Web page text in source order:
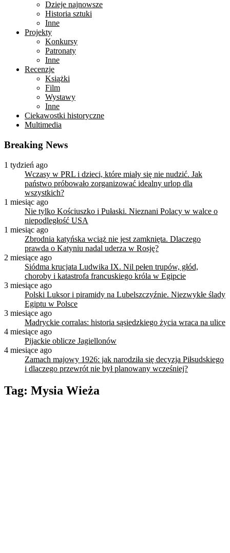
Dzieje najnowsze
Historia sztuki
Inne
Projekty
Konkursy
Patronaty
Inne
Recenzje
Książki
Film
Wystawy
Inne
Ciekawostki historyczne
Multimedia
Breaking News
1 tydzień ago
Wczasy w PRL i dzieci, które miały się nie nudzić. Jak
państwo próbowało zorganizować idealny urlop dla
wszystkich?
1 miesiąc ago
Nie tylko Kościuszko i Pułaski. Nieznani Polacy w walce o
niepodległość USA
1 miesiąc ago
Zbrodnia katyńska wciąż nie jest zamknięta. Dlaczego
prawda o Katyniu nadal uderza w Rosję?
2 miesiące ago
Siódma krucjata Ludwika IX. Nil pełen trupów, głód,
choroby i katastrofa francuskiego króla w Egipcie
3 miesiące ago
Polski Luksor i piramidy na Lubelszczyźnie. Niezwykłe ślady
Egiptu w Polsce
3 miesiące ago
Madryckie corralas: historia sąsiedzkiego życia wraca na ulice
4 miesiące ago
Pijackie oblicze Jagiellonów
4 miesiące ago
Zamach majowy 1926: jak narodziła się decyzja Piłsudskiego
i dlaczego przewrót nie był planowany wcześniej?
Tag: Mysia Wieża